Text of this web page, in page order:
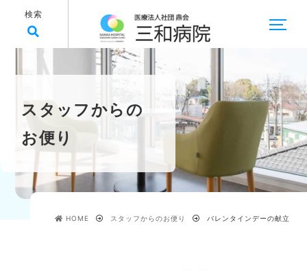
検索
スタッフからの
お便り
HOME スタッフからのお便り バレンタインデーの献立